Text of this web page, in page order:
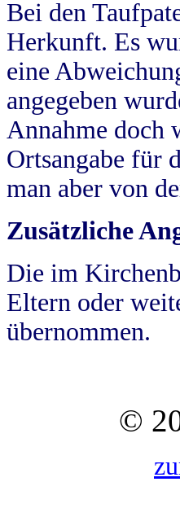
Bei den
Herkunft. Es
eine
angegeben
Annahme doch
Ortsangabe für
man aber von
Zusätzliche
Die im
Eltern oder
übernommen.
©